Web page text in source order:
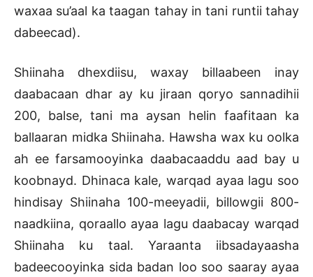
waxaa su’aal ka taagan tahay in tani runtii tahay
dabeecad).
Shiinaha dhexdiisu, waxay billaabeen inay
daabacaan dhar ay ku jiraan qoryo sannadihii
200, balse, tani ma aysan helin faafitaan ka
ballaaran midka Shiinaha. Hawsha wax ku oolka
ah ee farsamooyinka daabacaaddu aad bay u
koobnayd. Dhinaca kale, warqad ayaa lagu soo
hindisay Shiinaha 100-meeyadii, billowgii 800-
naadkiina, qoraallo ayaa lagu daabacay warqad
Shiinaha ku taal. Yaraanta iibsadayaasha
badeecooyinka sida badan loo soo saaray ayaa